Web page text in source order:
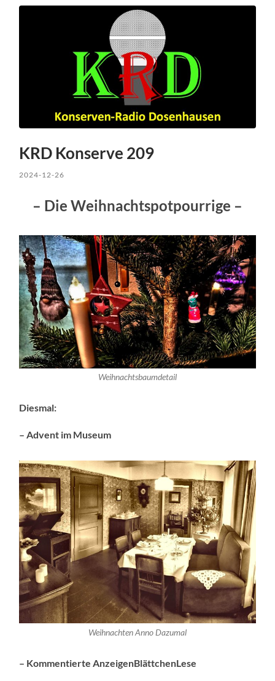
KRD Konserve 209
2024-12-26
– Die Weihnachtspotpourrige –
Weihnachtsbaumdetail
Diesmal:
– Advent im Museum
Weihnachten Anno Dazumal
– Kommentierte AnzeigenBlättchenLese